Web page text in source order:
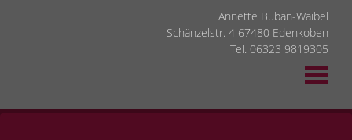
Annette Buban-Waibel
Schänzelstr. 4 67480 Edenkoben
Tel. 06323 9819305